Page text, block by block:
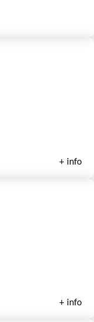
+ info
+ info